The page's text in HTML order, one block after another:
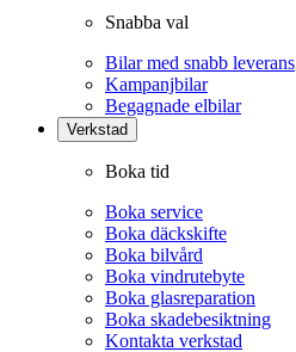
Snabba val
Bilar med snabb leverans
Kampanjbilar
Begagnade elbilar
Verkstad
Boka tid
Boka service
Boka däckskifte
Boka bilvård
Boka vindrutebyte
Boka glasreparation
Boka skadebesiktning
Kontakta verkstad